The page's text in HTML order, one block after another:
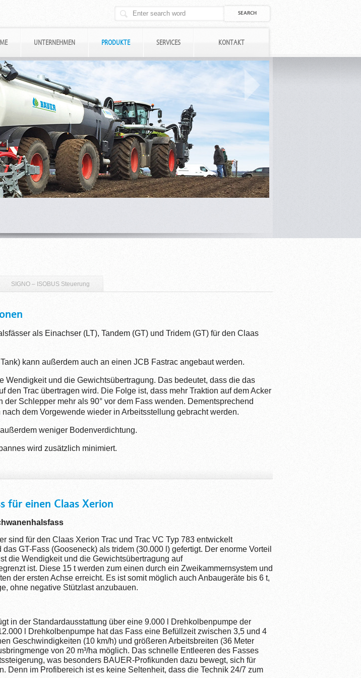
UNTERNEHMEN PRODUKTE SERVICES KONTAKT
SIGNO – ISOBUS Steuerung
als Einachser (LT), Tandem (GT) und Tridem (GT) für den Claas
kann außerdem auch an einen JCB Fastrac angebaut werden.
Wendigkeit und die Gewichtsübertragung. Das bedeutet, dass die das
den Trac übertragen wird. Die Folge ist, dass mehr Traktion auf dem Acker
der Schlepper mehr als 90° vor dem Fass wenden. Dementsprechend
dem Vorgewende wieder in Arbeitsstellung gebracht werden.
weniger Bodenverdichtung.
wird zusätzlich minimiert.
für einen Claas Xerion
sind für den Claas Xerion Trac und Trac VC Typ 783 entwickelt
GT-Fass (Gooseneck) als tridem (30.000 l) gefertigt. Der enorme Vorteil
die Wendigkeit und die Gewichtsübertragung auf
ist. Diese 15 t werden zum einen durch ein Zweikammernsystem und
der ersten Achse erreicht. Es ist somit möglich auch Anbaugeräte bis 6 t,
ohne negative Stützlast anzubauen.
in der Standardausstattung über eine 9.000 l Drehkolbenpumpe der
l Drehkolbenpumpe hat das Fass eine Befüllzeit zwischen 3,5 und 4
Geschwindigkeiten (10 km/h) und größeren Arbeitsbreiten (36 Meter
von 20 m³/ha möglich. Das schnelle Entleeren des Fasses
was besonders BAUER-Profikunden dazu bewegt, sich für
Denn im Profibereich ist es keine Seltenheit, dass die Technik 24/7 zum